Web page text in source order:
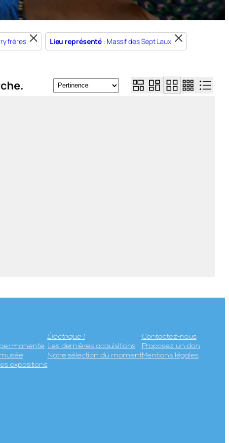
frères Lieu représenté : Massif des Sept Laux
permanente
expositions
Électrique !
Les dernières acquisitions
Notre sélection du moment
Contactez-nous
Proposez un don
Mentions légales